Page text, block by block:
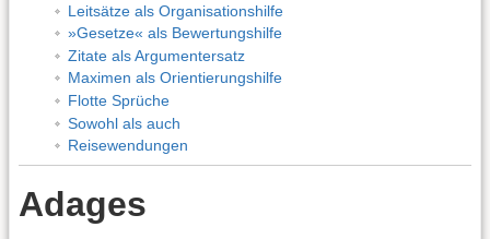
Leitsätze als Organisationshilfe
»Gesetze« als Bewertungshilfe
Zitate als Argumentersatz
Maximen als Orientierungshilfe
Flotte Sprüche
Sowohl als auch
Reisewendungen
Adages